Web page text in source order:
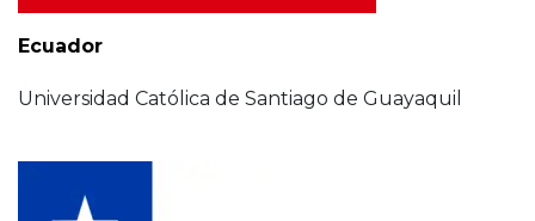
Ecuador
Universidad Católica de Santiago de Guayaquil